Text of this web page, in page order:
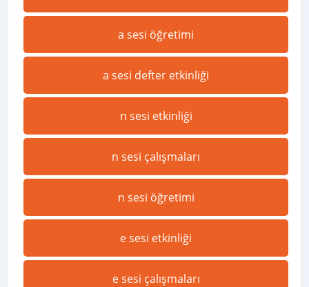
a sesi öğretimi
a sesi defter etkinliği
n sesi etkinliği
n sesi çalışmaları
n sesi öğretimi
e sesi etkinliği
e sesi çalışmaları